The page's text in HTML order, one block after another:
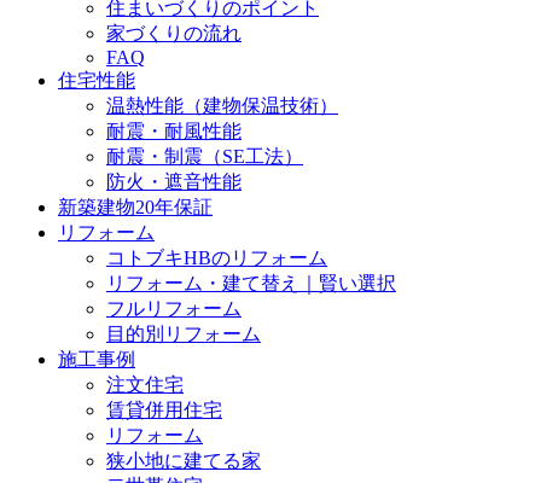
住まいづくりのポイント
家づくりの流れ
FAQ
住宅性能
温熱性能（建物保温技術）
耐震・耐風性能
耐震・制震（SE工法）
防火・遮音性能
新築建物20年保証
リフォーム
コトブキHBのリフォーム
リフォーム・建て替え｜賢い選択
フルリフォーム
目的別リフォーム
施工事例
注文住宅
賃貸併用住宅
リフォーム
狭小地に建てる家